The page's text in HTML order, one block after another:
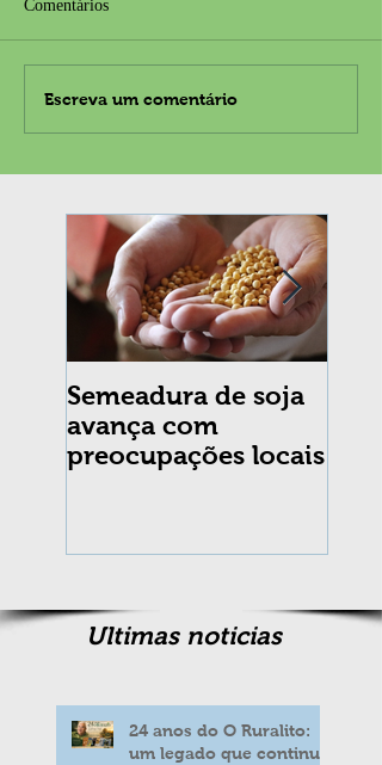
Semeadura de soja
avança com
preocupações locais
Comentários
Escreva um comentário
Ultimas noticias
24 anos do O Ruralito:
um legado que continua